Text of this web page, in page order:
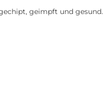
geimpft und gesund.